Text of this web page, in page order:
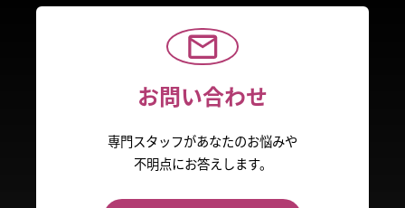
お問い合わせ
専門スタッフがあなたのお悩みや
不明点にお答えします。